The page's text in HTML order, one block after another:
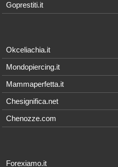
Goprestiti.it
Okceliachia.it
Mondopiercing.it
Mammaperfetta.it
Chesignifica.net
Chenozze.com
Forexiamo.it